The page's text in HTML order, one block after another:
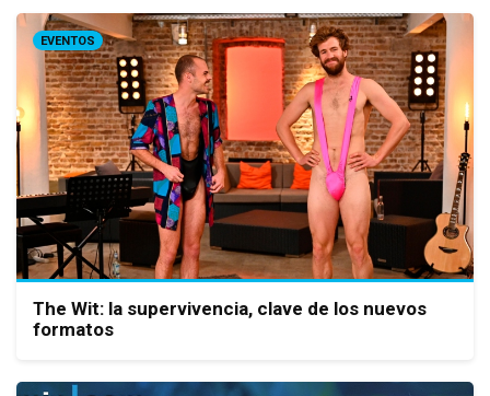
EVENTOS
The Wit: la supervivencia, clave de los nuevos
formatos